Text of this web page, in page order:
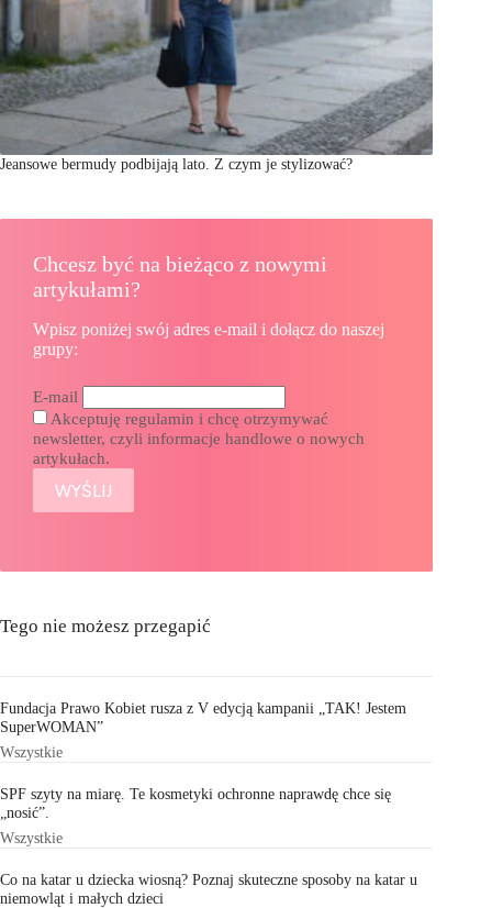
Jeansowe bermudy podbijają lato. Z czym je stylizować?
Chcesz być na bieżąco z nowymi
artykułami?
Wpisz poniżej swój adres e-mail i dołącz do naszej
grupy:
E-mail
Akceptuję regulamin i chcę otrzymywać
newsletter, czyli informacje handlowe o nowych
artykułach.
Tego nie możesz przegapić
Fundacja Prawo Kobiet rusza z V edycją kampanii „TAK! Jestem
SuperWOMAN”
Wszystkie
SPF szyty na miarę. Te kosmetyki ochronne naprawdę chce się
„nosić”.
Wszystkie
Co na katar u dziecka wiosną? Poznaj skuteczne sposoby na katar u
niemowląt i małych dzieci